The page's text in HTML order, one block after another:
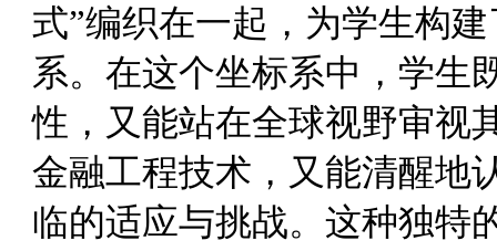
式”编织在一起，为学生构
系。在这个坐标系中，学生
性，又能站在全球视野审视
金融工程技术，又能清醒地
临的适应与挑战。这种独特